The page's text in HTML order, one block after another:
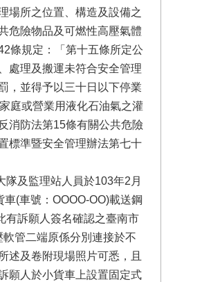
場所之位置、構造及設備之
危險物品及可燃性高壓氣體
條規定：「第十五條所定公
處理及搬運未符合安全管理
，並得予以三十日以下停業
庭或營業用液化石油氣之灌
消防法第15條有關公共危險
標準暨安全管理辦法第七十
及監理站人員於103年2月
(車號：OOOO-OO)載送鋼
有訴願人簽名確認之臺南市
管二端原係分別連接於不
述及卷附現場照片可悉，且
願人於小貨車上設置固定式